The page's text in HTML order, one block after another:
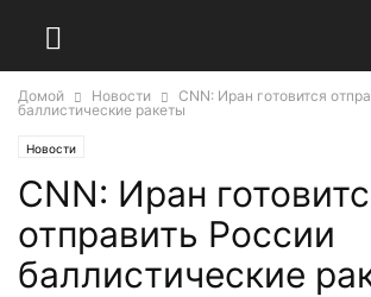
Домой Новости
CNN: Иран готовится
баллистические ракеты
Новости
CNN: Иран
отправить России
баллистические